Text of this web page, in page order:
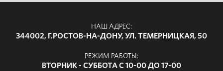
НАШ АДРЕС:
344002, Г.РОСТОВ-НА-ДОНУ, УЛ. ТЕМЕРНИЦКАЯ, 50
РЕЖИМ РАБОТЫ:
ВТОРНИК - СУББОТА С 10-00 ДО 17-00